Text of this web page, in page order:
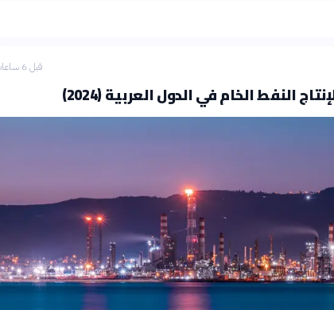
قبل 6 ساعات
النفط الخام في الدول العربية (2024)